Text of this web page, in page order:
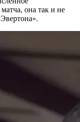
она так и не